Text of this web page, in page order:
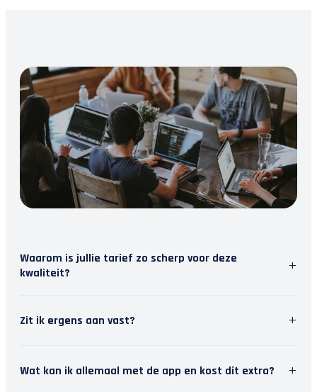
Waarom is jullie tarief zo scherp voor deze
kwaliteit?
+
werk te automatiseren, besparen we tijd. Die tijd
Zit ik ergens aan vast? +
abonnement maandelijks opzeggen. Het stopt dan
Wat kan ik allemaal met de app en kost dit extra? +